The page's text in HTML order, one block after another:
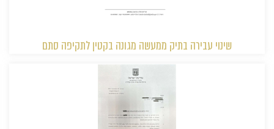
שינוי עבירה בתיק ממעשה מגונה בקטין לתקיפה סתם